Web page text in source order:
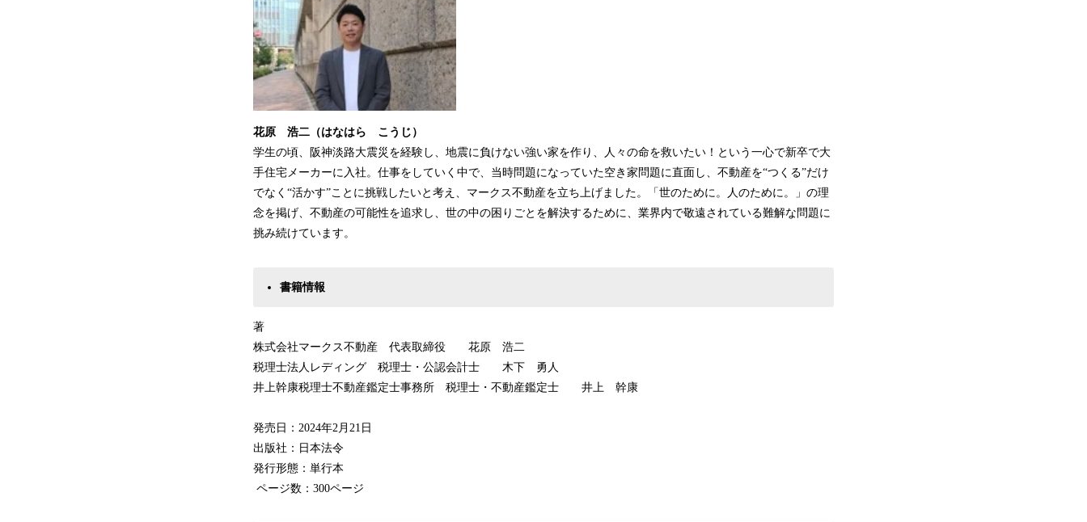
花原 浩二（はなはら こうじ）
学生の頃、阪神淡路大震災を経験し、地震に負けない強い家を作り、人々の命を救いたい！という一心で新卒で大
手住宅メーカーに入社。仕事をしていく中で、当時問題になっていた空き家問題に直面し、不動産を“つくる”だけ
でなく“活かす”ことに挑戦したいと考え、マークス不動産を立ち上げました。「世のために。人のために。」の理
念を掲げ、不動産の可能性を追求し、世の中の困りごとを解決するために、業界内で敬遠されている難解な問題に
挑み続けています。
書籍情報
著
株式会社マークス不動産 代表取締役 花原 浩二
税理士法人レディング 税理士・公認会計士 木下 勇人
井上幹康税理士不動産鑑定士事務所 税理士・不動産鑑定士 井上 幹康
発売日：2024年2月21日
出版社：日本法令
発行形態：単行本
ページ数：300ページ